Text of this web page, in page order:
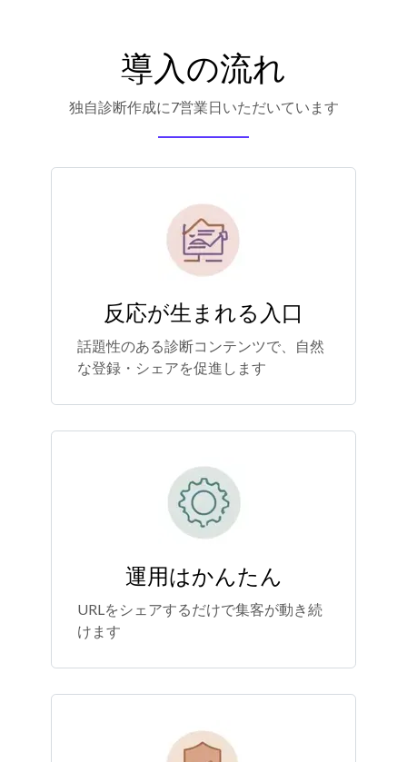
導入の流れ
独自診断作成に7営業日いただいています
反応が生まれる入口
話題性のある診断コンテンツで、自然
な登録・シェアを促進します
運用はかんたん
URLをシェアするだけで集客が動き続
けます